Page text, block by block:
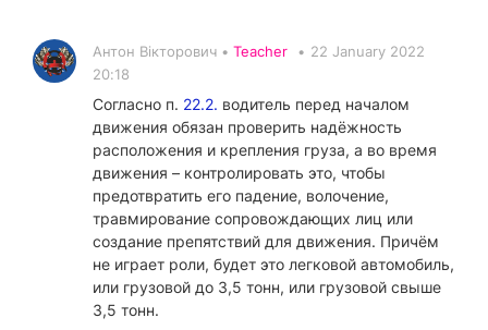
Антон Вікторович • Teacher • 22 January 2022
20:18
Согласно п. 22.2. водитель перед началом
движения обязан проверить надёжность
расположения и крепления груза, а во время
движения – контролировать это, чтобы
предотвратить его падение, волочение,
травмирование сопровождающих лиц или
создание препятствий для движения. Причём
не играет роли, будет это легковой автомобиль,
или грузовой до 3,5 тонн, или грузовой свыше
3,5 тонн.